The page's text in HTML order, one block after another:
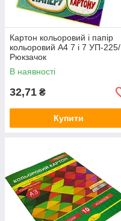
Картон кольоровий і папір
кольоровий А4 7 і 7 УП-225/
Рюкзачок
В наявності
32,71 ₴
Купити